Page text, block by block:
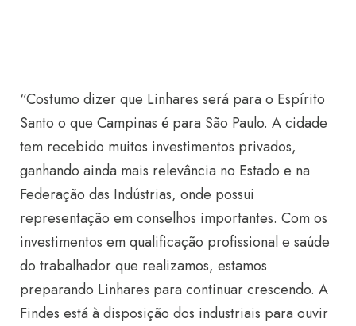
“Costumo dizer que Linhares será para o Espírito
Santo o que Campinas é para São Paulo. A cidade
tem recebido muitos investimentos privados,
ganhando ainda mais relevância no Estado e na
Federação das Indústrias, onde possui
representação em conselhos importantes. Com os
investimentos em qualificação profissional e saúde
do trabalhador que realizamos, estamos
preparando Linhares para continuar crescendo. A
Findes está à disposição dos industriais para ouvir